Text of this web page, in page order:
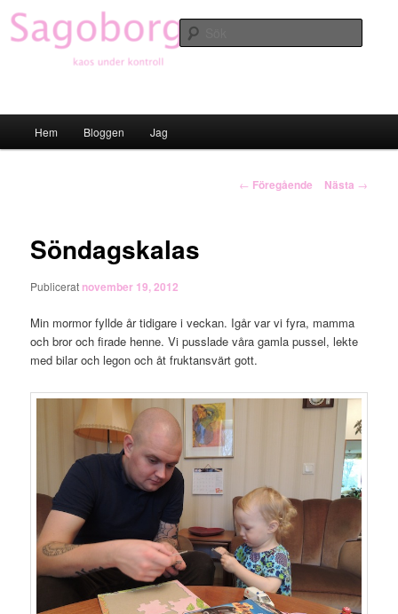
Hoppa
till
primärt
Hem Bloggen Jag
Inläggsnavigering
← Föregående Nästa →
Söndagskalas
Publicerat november 19, 2012
Min mormor fyllde år tidigare i veckan. Igår var vi fyra, mamma
och bror och firade henne. Vi pusslade våra gamla pussel, lekte
med bilar och legon och åt fruktansvärt gott.